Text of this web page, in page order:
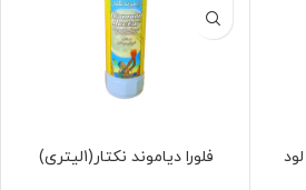
فلورا دیاموند نکتار(1لیتری)